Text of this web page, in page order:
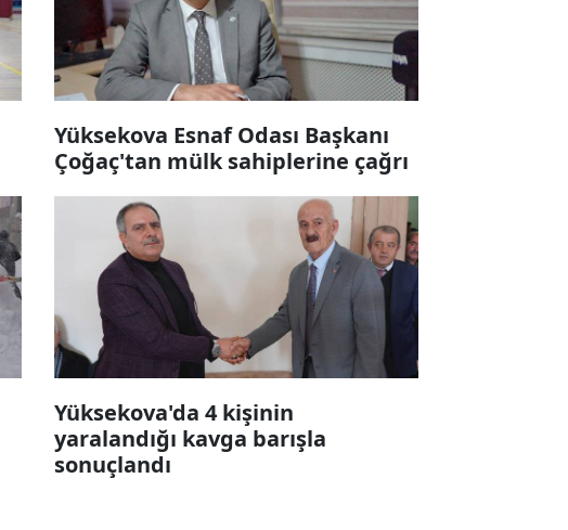
Yüksekova Esnaf Odası Başkanı
Çoğaç'tan mülk sahiplerine çağrı
Yüksekova'da 4 kişinin
yaralandığı kavga barışla
sonuçlandı